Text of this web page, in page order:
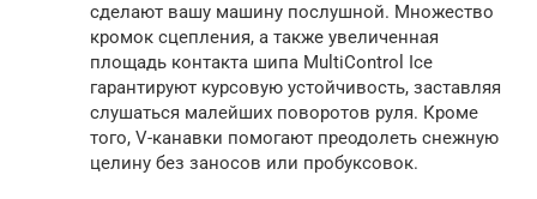
сделают вашу машину послушной. Множество
кромок сцепления, а также увеличенная
площадь контакта шипа MultiControl Ice
гарантируют курсовую устойчивость, заставляя
слушаться малейших поворотов руля. Кроме
того, V-канавки помогают преодолеть снежную
целину без заносов или пробуксовок.